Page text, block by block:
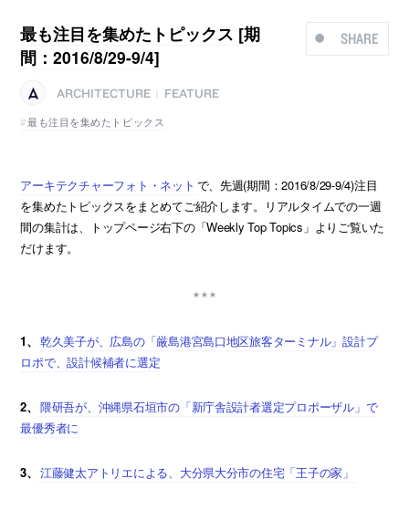
SHARE
最も注目を集めたトピックス [期
間：2016/8/29-9/4]
ARCHITECTURE
FEATURE
最も注目を集めたトピックス
アーキテクチャーフォト・ネット で、先週(期間：2016/8/29-9/4)注目
を集めたトピックスをまとめてご紹介します。リアルタイムでの一週
間の集計は、トップページ右下の「Weekly Top Topics」よりご覧いた
だけます。
1、 乾久美子が、広島の「厳島港宮島口地区旅客ターミナル」設計プ
ロポで、設計候補者に選定
2、 隈研吾が、沖縄県石垣市の「新庁舎設計者選定プロポーザル」で
最優秀者に
3、 江藤健太アトリエによる、大分県大分市の住宅「王子の家」